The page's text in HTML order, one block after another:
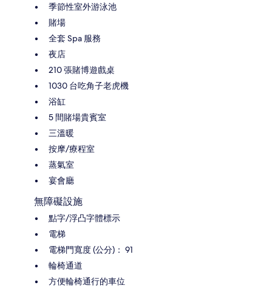
季節性室外游泳池
賭場
全套 Spa 服務
夜店
210 張賭博遊戲桌
1030 台吃角子老虎機
浴缸
5 間賭場貴賓室
三溫暖
按摩/療程室
蒸氣室
宴會廳
無障礙設施
點字/浮凸字體標示
電梯
電梯門寬度 (公分)： 91
輪椅通道
方便輪椅通行的車位